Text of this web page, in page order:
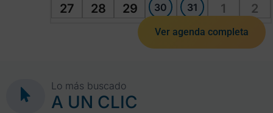
27 28 29 30 31 1 2
Ver agenda completa
Lo más buscado
A UN CLIC